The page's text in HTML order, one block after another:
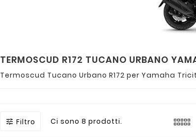
TERMOSCUD R172 TUCANO URBANO
Termoscud Tucano Urbano R172 per Yamaha
 Filtro Ci sono 8 prodotti.